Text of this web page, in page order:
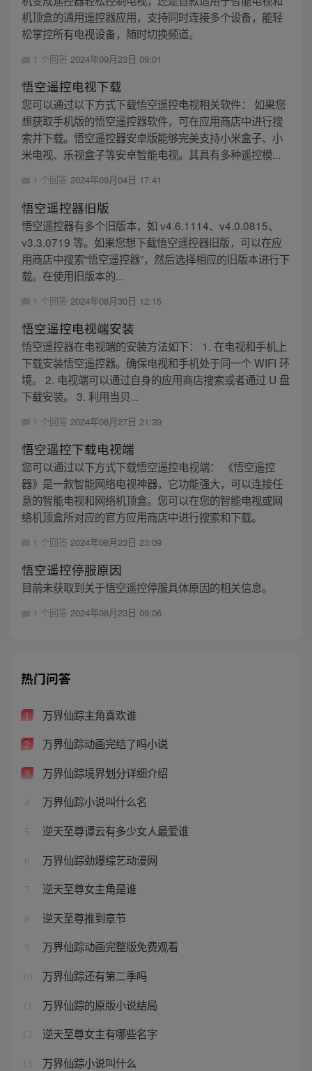
机顶盒的通用遥控器应用，支持同时连接多个设备，能轻
松掌控所有电视设备，随时切换频道。
1 个回答 2024年09月23日 09:01
悟空遥控电视下载
您可以通过以下方式下载悟空遥控电视相关软件： 如果您
想获取手机版的悟空遥控器软件，可在应用商店中进行搜
索并下载。悟空遥控器安卓版能够完美支持小米盒子、小
米电视、乐视盒子等安卓智能电视。其具有多种遥控模...
1 个回答 2024年09月04日 17:41
悟空遥控器旧版
悟空遥控器有多个旧版本，如 v4.6.1114、v4.0.0815、
v3.3.0719 等。如果您想下载悟空遥控器旧版，可以在应
用商店中搜索“悟空遥控器”，然后选择相应的旧版本进行下
载。在使用旧版本的...
1 个回答 2024年08月30日 12:15
悟空遥控电视端安装
悟空遥控器在电视端的安装方法如下： 1. 在电视和手机上
下载安装悟空遥控器。确保电视和手机处于同一个 WIFI 环
境。 2. 电视端可以通过自身的应用商店搜索或者通过 U 盘
下载安装。 3. 利用当贝...
1 个回答 2024年08月27日 21:39
悟空遥控下载电视端
您可以通过以下方式下载悟空遥控电视端： 《悟空遥控
器》是一款智能网络电视神器，它功能强大，可以连接任
意的智能电视和网络机顶盒。您可以在您的智能电视或网
络机顶盒所对应的官方应用商店中进行搜索和下载。
1 个回答 2024年08月23日 23:09
悟空遥控停服原因
目前未获取到关于悟空遥控停服具体原因的相关信息。
1 个回答 2024年08月23日 09:06
热门问答
1 万界仙踪主角喜欢谁
2 万界仙踪动画完结了吗小说
3 万界仙踪境界划分详细介绍
4 万界仙踪小说叫什么名
5 逆天至尊谭云有多少女人最爱谁
6 万界仙踪劲爆综艺动漫网
7 逆天至尊女主角是谁
8 逆天至尊推到章节
9 万界仙踪动画完整版免费观看
10 万界仙踪还有第二季吗
万界仙踪的原版小说结局
12 逆天至尊女主有哪些名字
13 万界仙踪小说叫什么